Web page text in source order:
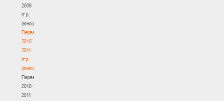
2009
гг.р.
(юноши)
Первенство
2010-
2011
гг.р.
(юноши)
Первенство
2010-
2011